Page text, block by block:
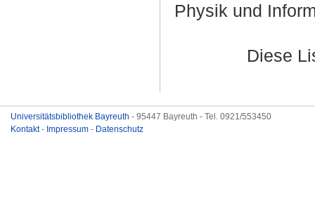
Physik und
Diese
Universitätsbibliothek Bayreuth - 95447 Bayreuth - Tel. 0921/553450
Kontakt- Impressum - Datenschutz